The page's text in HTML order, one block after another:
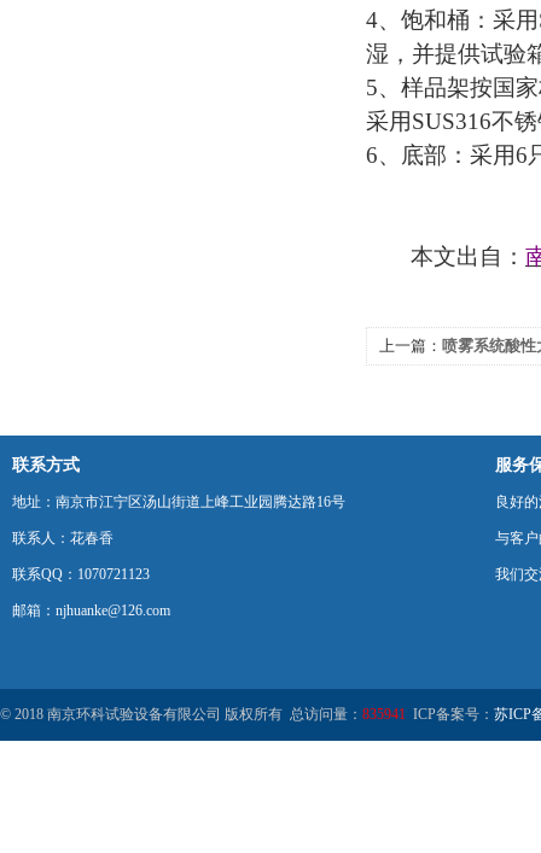
4、饱和桶：采
湿，并提供试验
5、样品架按国
采用SUS316不
6、底部：采用6
本文出自：
上一篇： 喷雾系统酸性
联系方式
地址：南京市江宁区汤山街道上峰工业园腾达路16号
联系人：花春香
联系QQ：1070721123
邮箱：njhuanke@126.com
服务
良好
与客
我们
© 2018 南京环科试验设备有限公司 版权所有 总访问量： 835941 ICP备案号： 苏ICP